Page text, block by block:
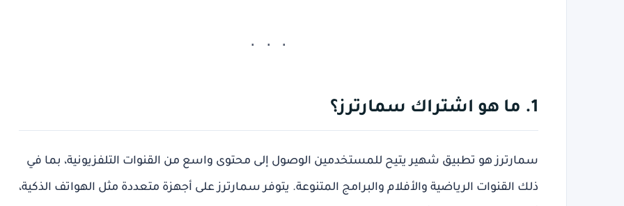
1. ما هو اشتراك سمارترز؟
سمارترز هو تطبيق شهير يتيح للمستخدمين الوصول إلى محتوى واسع من القنوات التلفزيونية، بما في
ذلك القنوات الرياضية والأفلام والبرامج المتنوعة. يتوفر سمارترز على أجهزة متعددة مثل الهواتف الذكية،